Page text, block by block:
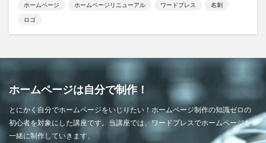
ホームページ ホームページリニューアル ワードプレス 名刺
ロゴ
ホームページは自分で制作！
とにかく自分でホームページをいじりたい！ホームページ制作の知識ゼロの
初心者を対象にした講座です。当講座では、ワードプレスでホームページを
一緒に制作していきます。